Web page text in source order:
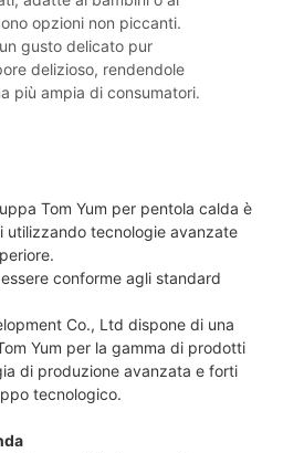
opzioni non piccanti.
gusto delicato pur
delizioso, rendendole
più ampia di consumatori.
Tom Yum per pentola calda è
utilizzando tecnologie avanzate
conforme agli standard
Co., Ltd dispone di una
Yum per la gamma di prodotti
di produzione avanzata e forti
tecnologico.